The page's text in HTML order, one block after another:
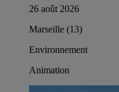
26 août 2026
Marseille (13)
Environnement
Animation